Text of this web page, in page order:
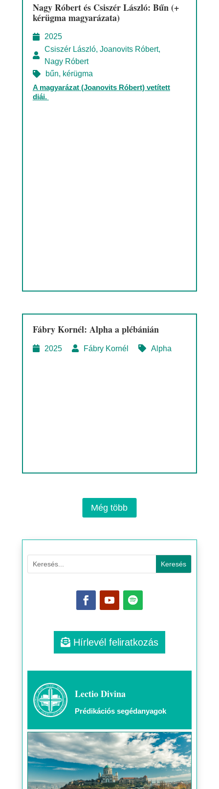
Nagy Róbert és Csiszér László: Bűn (+
kérügma magyarázata)
2025
Csiszér László, Joanovits Róbert,
Nagy Róbert
bűn, kérügma
A magyarázat (Joanovits Róbert) vetített
diái.
Fábry Kornél: Alpha a plébánián
2025 Fábry Kornél Alpha
Még több
Hírlevél feliratkozás
Lectio Divina
Prédikációs segédanyagok